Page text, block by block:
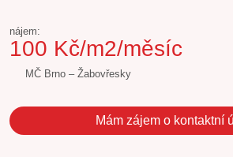
nájem:
100 Kč/m2/měsíc
MČ Brno – Žabovřesky
Mám zájem o kontaktní